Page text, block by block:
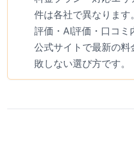
件は各社で異なりま
評価・AI評価・口コ
公式サイトで最新の
敗しない選び方です。